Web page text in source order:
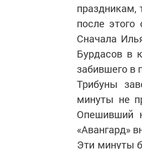
праздникам,
после этого
Сначала
Бурдасов в
забившего в
Трибуны
минуты не
Опешивший
«Авангард»
Эти минуты